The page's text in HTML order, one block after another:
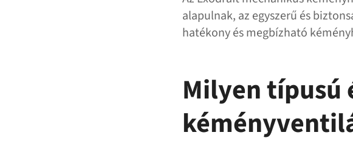
alapulnak, az egyszerű és
hatékony és megbízható
Milyen típusú